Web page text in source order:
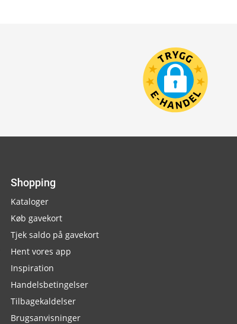
Shopping
Kataloger
Køb gavekort
Tjek saldo på gavekort
Hent vores app
Inspiration
Handelsbetingelser
Tilbagekaldelser
Brugsanvisninger